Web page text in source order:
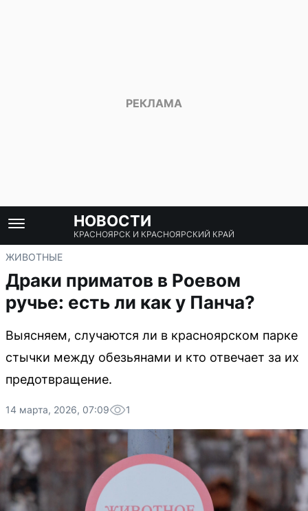
НОВОСТИ
КРАСНОЯРСК И КРАСНОЯРСКИЙ КРАЙ
ЖИВОТНЫЕ
Драки приматов в Роевом
ручье: есть ли как у Панча?
Выясняем, случаются ли в красноярском парке
стычки между обезьянами и кто отвечает за их
предотвращение.
14 марта, 2026, 07:09 1